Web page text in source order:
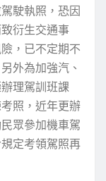
駛執照，恐因
衍生交通事
，已不定期不
外為加強汽、
理駕訓班課
照，近年更辦
眾參加機車駕
定考領駕照再